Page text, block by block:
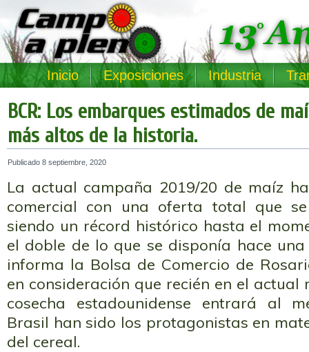
Inicio Exposiciones Industria
BCR: Los embarques estimados de
más altos de la historia.
Publicado 8 septiembre, 2020
La actual campaña 2019/20 de maíz
comercial con una oferta total que
siendo un récord histórico hasta el
el doble de lo que se disponía hace
informa la Bolsa de Comercio de
en consideración que recién en el actual
cosecha estadounidense entrará al
Brasil han sido los protagonistas en
del cereal.